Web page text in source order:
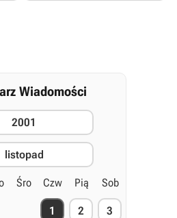
Wiadomości
2001
listopad
Śro Czw Pią Sob
1 2 3